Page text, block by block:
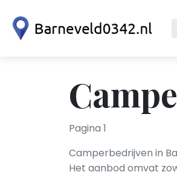
Pagina 1
Camperbedrijven in
Het aanbod omvat